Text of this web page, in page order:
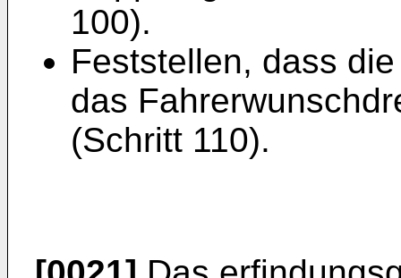
100).
Feststellen, dass
das
(Schritt 110).